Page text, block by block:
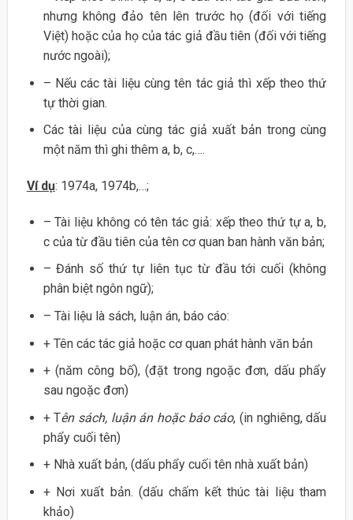
nhưng không đảo tên lên trước họ (đối với tiếng
Việt) hoặc của họ của tác giả đầu tiên (đối với tiếng
nước ngoài);
– Nếu các tài liệu cùng tên tác giả thì xếp theo thứ
tự thời gian.
Các tài liệu của cùng tác giả xuất bản trong cùng
một năm thì ghi thêm a, b, c,….
Ví dụ: 1974a, 1974b,…;
– Tài liệu không có tên tác giả: xếp theo thứ tự a, b,
c của từ đầu tiên của tên cơ quan ban hành văn bản;
– Đánh số thứ tự liên tục từ đầu tới cuối (không
phân biệt ngôn ngữ);
– Tài liệu là sách, luận án, báo cáo:
+ Tên các tác giả hoặc cơ quan phát hành văn bản
+ (năm công bố), (đặt trong ngoặc đơn, dấu phẩy
sau ngoặc đơn)
+ Tên sách, luận án hoặc báo cáo, (in nghiêng, dấu
phẩy cuối tên)
+ Nhà xuất bản, (dấu phẩy cuối tên nhà xuất bản)
+ Nơi xuất bản. (dấu chấm kết thúc tài liệu tham
khảo)